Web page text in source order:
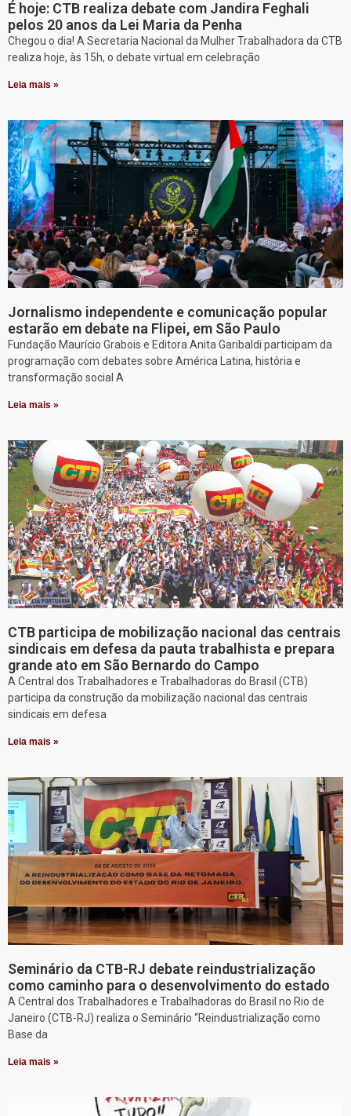
É hoje: CTB realiza debate com Jandira Feghali
pelos 20 anos da Lei Maria da Penha
Chegou o dia! A Secretaria Nacional da Mulher Trabalhadora da CTB
realiza hoje, às 15h, o debate virtual em celebração
Leia mais »
Jornalismo independente e comunicação popular
estarão em debate na Flipei, em São Paulo
Fundação Maurício Grabois e Editora Anita Garibaldi participam da
programação com debates sobre América Latina, história e
transformação social A
Leia mais »
CTB participa de mobilização nacional das centrais
sindicais em defesa da pauta trabalhista e prepara
grande ato em São Bernardo do Campo
A Central dos Trabalhadores e Trabalhadoras do Brasil (CTB)
participa da construção da mobilização nacional das centrais
sindicais em defesa
Leia mais »
Seminário da CTB-RJ debate reindustrialização
como caminho para o desenvolvimento do estado
A Central dos Trabalhadores e Trabalhadoras do Brasil no Rio de
Janeiro (CTB-RJ) realiza o Seminário “Reindustrialização como
Base da
Leia mais »